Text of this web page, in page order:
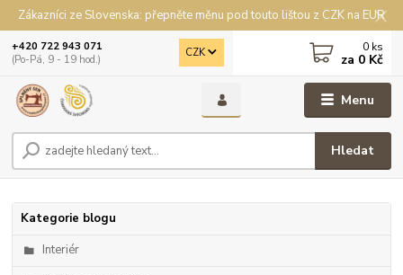
Zákazníci ze Slovenska: přepněte měnu pod touto lištou z CZK na EUR
Menu
CZK
Hledat
+420 722 943 071
(Po-Pá, 9 - 19 hod.)
0 ks
za 0 Kč
Kategorie blogu
Interiér